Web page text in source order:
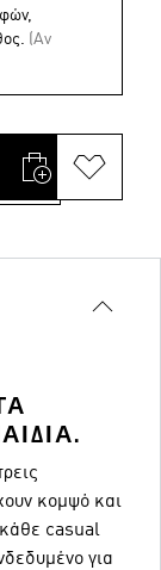
(Aν
κομψό και
κάθε casual
για